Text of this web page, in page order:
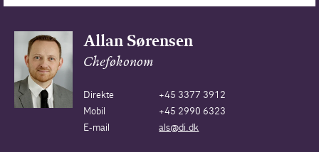
Allan Sørensen
Cheføkonom
Direkte
+45 3377 3912
Mobil
+45 2990 6323
E-mail
als@di.dk